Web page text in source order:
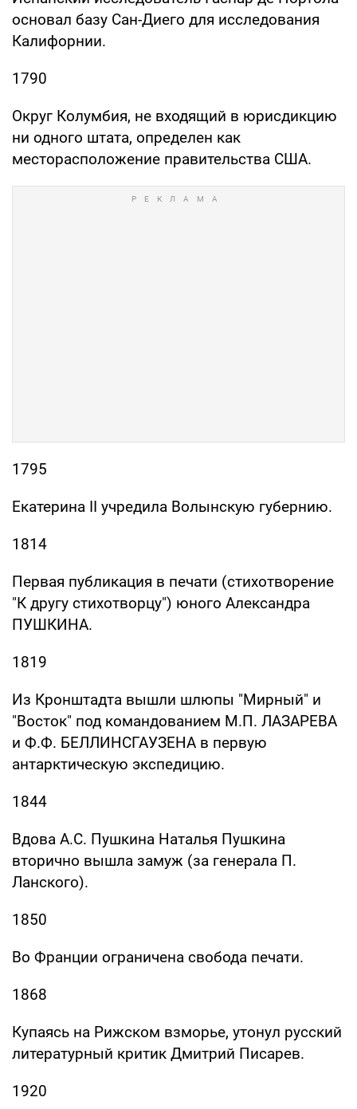
основал базу Сан-Диего для исследования
Калифорнии.
1790
Округ Колумбия, не входящий в юрисдикцию
ни одного штата, определен как
месторасположение правительства США.
1795
Екатерина II учредила Волынскую губернию.
1814
Первая публикация в печати (стихотворение
"К другу стихотворцу") юного Александра
ПУШКИНА.
1819
Из Кронштадта вышли шлюпы "Мирный" и
"Восток" под командованием М.П. ЛАЗАРЕВА
и Ф.Ф. БЕЛЛИНСГАУЗЕНА в первую
антарктическую экспедицию.
1844
Вдова А.С. Пушкина Наталья Пушкина
вторично вышла замуж (за генерала П.
Ланского).
1850
Во Франции ограничена свобода печати.
1868
Купаясь на Рижском взморье, утонул русский
литературный критик Дмитрий Писарев.
1920